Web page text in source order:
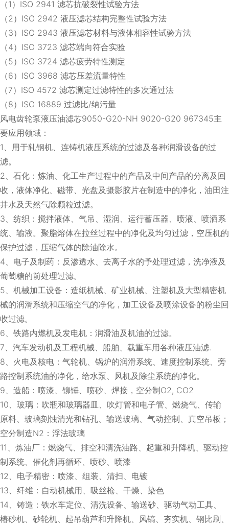
（1）ISO 2941 滤芯抗破裂性试验方法
（2）ISO 2942 液压滤芯结构完整性试验方法
（3）ISO 2943 液压滤芯材料与液体相容性试验方法
（4）ISO 3723 滤芯端向符合实验
（5）ISO 3724 滤芯疲劳特性测定
（6）ISO 3968 滤芯压差流量特性
（7）ISO 4572 滤芯测定过滤特性的多次通过法
（8）ISO 16889 过滤比/纳污量
风电齿轮泵液压油滤芯9050-G20-NH 9020-G20 967345主
要应用领域：
1、用于轧钢机、连铸机液压系统的过滤及各种润滑设备的过
滤。
2、石化：炼油、化工生产过程中的产品及中间产品的分离及回
收，液体净化、磁带、光盘及摄影胶片在制造中的净化，油田注
井水及天然气除颗粒过滤。
3、纺织：搅拌液体、气吊、湿润、运行蓄压器、喷液、喷洒系
统、输液。聚脂熔体在拉丝过程中的净化及均匀过滤，空压机的
保护过滤，压缩气体的除油除水。
4、电子及制药：反渗透水、去离子水的予处理过滤，洗净液及
葡萄糖的前处理过滤。
5、机械加工设备：造纸机械、矿业机械、注塑机及大型精密机
械的润滑系统和压缩空气的净化，加工设备及喷涂设备的粉尘回
收过滤。
6、铁路内燃机及发电机：润滑油及机油的过滤。
7、汽车发动机及工程机械、船舶、载重车用各种液压油滤.
8、火电及核电：气轮机、锅炉的润滑系统、速度控制系统、旁
路控制系统油的净化，给水泵、风机及除尘系统的净化。
9、造船：喷漆、铆锤、喷砂、焊接，空分制O2, CO2
10、玻璃：吹瓶和玻璃器皿、吹灯管和电子管、燃烧气、传输
原料、玻璃刻蚀清光和钻孔、输送玻璃、气动控制、真空吊板；
空分制造N2：浮法玻璃
11、炼油厂：燃烧气、排空和清洗油路、起重和升降机、驱动控
制系统、催化剂再循环、喷砂、喷漆
12、电子精密：喷漆、组装、清扫、电镀
13、纤维：自动机械用、吸丝枪、干燥、染色
14、铸造：铁水车定位、清洗设备、输送砂、驱动气动工具、
椿砂机、砂轮机、起吊葫芦和升降机、风镐、夯实机、钢比刷、